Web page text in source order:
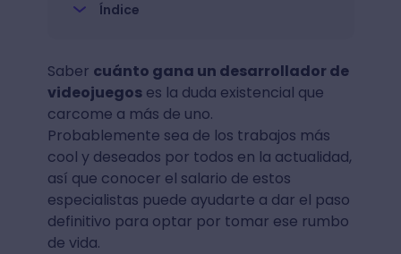
Índice
Saber cuánto gana un desarrollador de
videojuegoses la duda existencial que
carcome a más de uno.
Probablemente sea de los trabajos más
cool y deseados por todos en la actualidad,
así que conocer el salario de estos
especialistas puede ayudarte a dar el paso
definitivo para optar por tomar ese rumbo
de vida.